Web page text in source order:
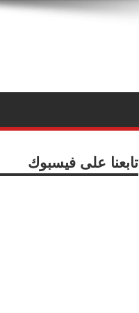
تابعنا على فيسبوك